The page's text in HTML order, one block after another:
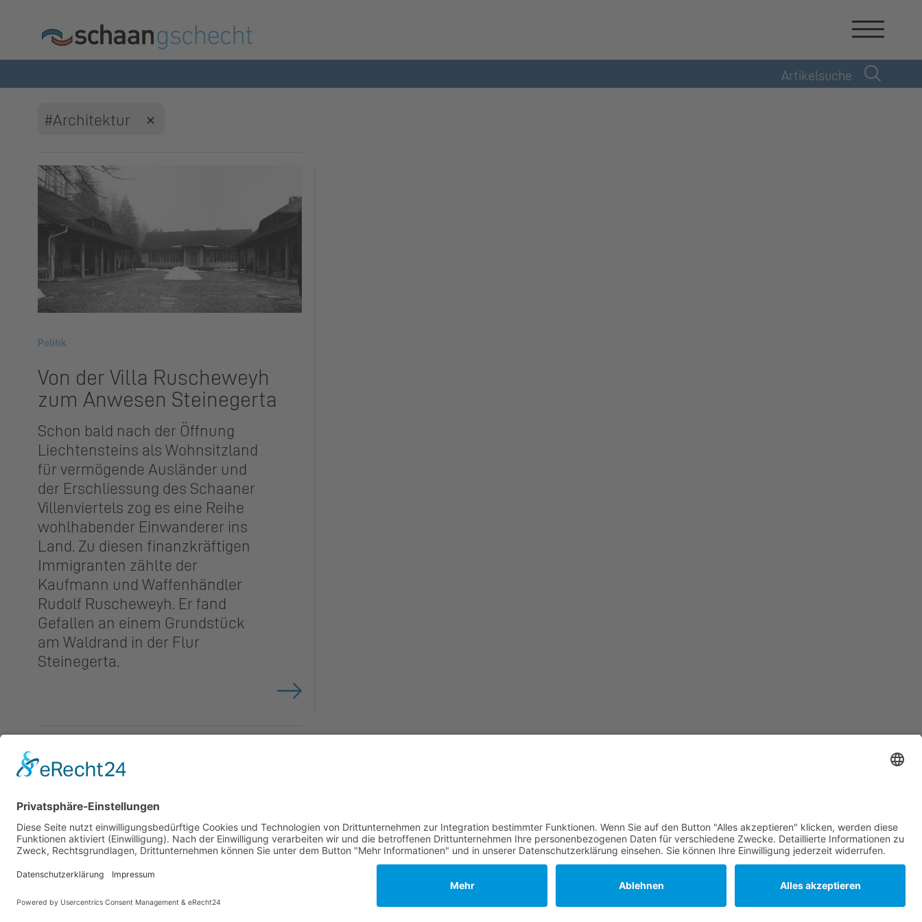
#Architektur
Politik
Von der Villa Ruscheweyh
zum Anwesen Steinegerta
Schon bald nach der Öffnung
Liechtensteins als Wohnsitzland
für vermögende Ausländer und
der Erschliessung des Schaaner
Villenviertels zog es eine Reihe
wohlhabender Einwanderer ins
Land. Zu diesen finanzkräftigen
Immigranten zählte der
Kaufmann und Waffenhändler
Rudolf Ruscheweyh. Er fand
Gefallen an einem Grundstück
am Waldrand in der Flur
Steinegerta.
Gemeinde Schaan
Landstrasse 19, 9494 Schaan
Impressum